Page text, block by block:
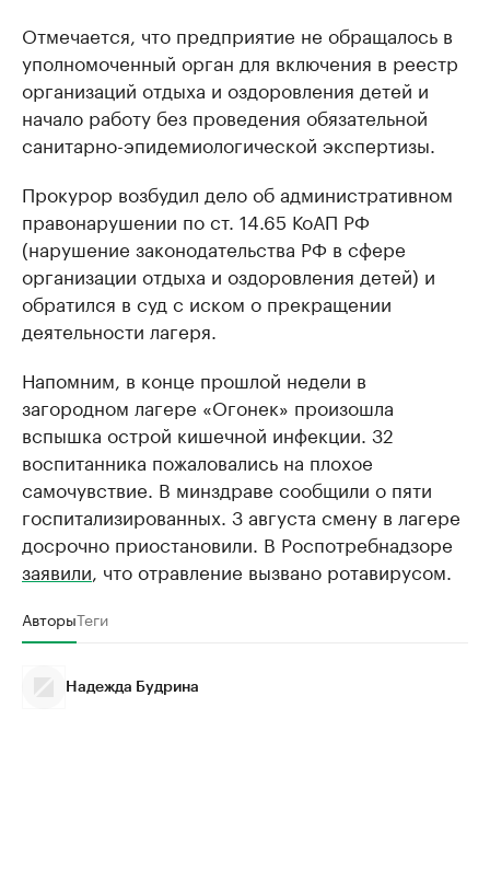
Отмечается, что предприятие не обращалось в
уполномоченный орган для включения в реестр
организаций отдыха и оздоровления детей и
начало работу без проведения обязательной
санитарно-эпидемиологической экспертизы.
Прокурор возбудил дело об административном
правонарушении по ст. 14.65 КоАП РФ
(нарушение законодательства РФ в сфере
организации отдыха и оздоровления детей) и
обратился в суд с иском о прекращении
деятельности лагеря.
Напомним, в конце прошлой недели в
загородном лагере «Огонек» произошла
вспышка острой кишечной инфекции. 32
воспитанника пожаловались на плохое
самочувствие. В минздраве сообщили о пяти
госпитализированных. 3 августа смену в лагере
досрочно приостановили. В Роспотребнадзоре
заявили , что отравление вызвано ротавирусом.
АвторыТеги
Надежда Будрина